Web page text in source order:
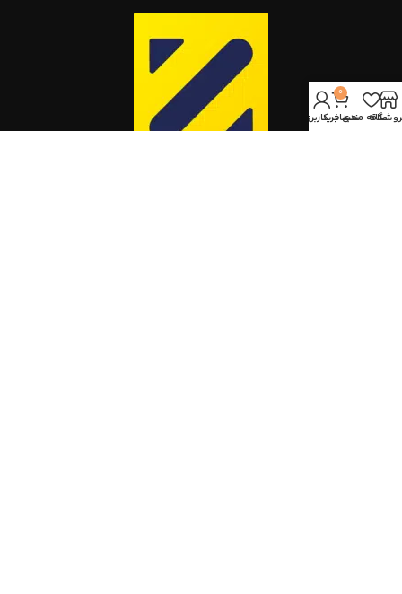
علاقه مندی
0
سبد خرید
حساب کاربری من